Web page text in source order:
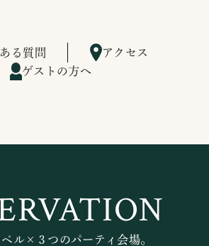
る質問
アクセス
ゲストの方へ
ル×３つのパーティ会場。